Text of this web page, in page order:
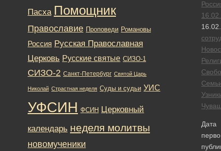
Дата
Пасха Помощник
Православие Проповеди Романовы
Россия Русская Православная
Церковь Русские святые СИЗО-1
СИЗО-2 Санкт-Петербург Святой Царь
Николай Страстная неделя Суды и судьи УИС
УФСИН ФСИН Церковный
календарь неделя молитвы
новомученики